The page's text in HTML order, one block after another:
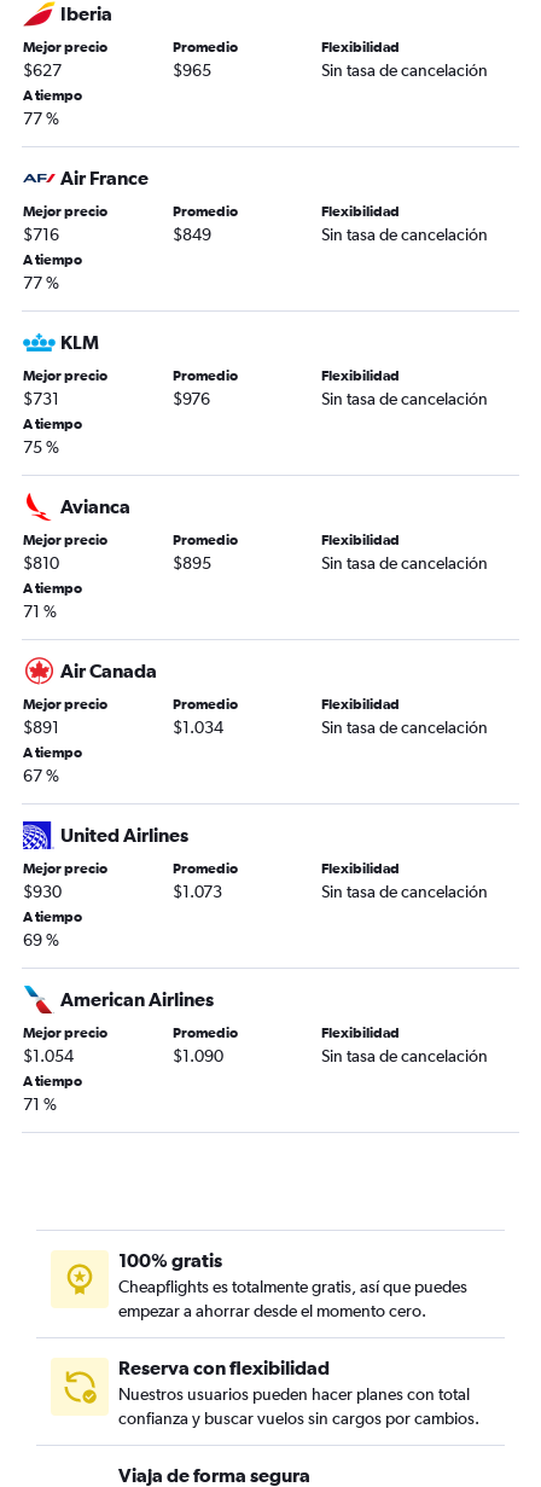
Iberia
Mejor precio
$627
Promedio
$965
Flexibilidad
Sin tasa de cancelación
A tiempo
77 %
Air France
Mejor precio
$716
Promedio
$849
Flexibilidad
Sin tasa de cancelación
A tiempo
77 %
KLM
Mejor precio
$731
Promedio
$976
Flexibilidad
Sin tasa de cancelación
A tiempo
75 %
Avianca
Mejor precio
$810
Promedio
$895
Flexibilidad
Sin tasa de cancelación
A tiempo
71 %
Air Canada
Mejor precio
$891
Promedio
$1.034
Flexibilidad
Sin tasa de cancelación
A tiempo
67 %
United Airlines
Mejor precio
$930
Promedio
$1.073
Flexibilidad
Sin tasa de cancelación
A tiempo
69 %
American Airlines
Mejor precio
$1.054
Promedio
$1.090
Flexibilidad
Sin tasa de cancelación
A tiempo
71 %
100% gratis
Cheapflights es totalmente gratis, así que puedes
empezar a ahorrar desde el momento cero.
Reserva con flexibilidad
Nuestros usuarios pueden hacer planes con total
confianza y buscar vuelos sin cargos por cambios.
Viaja de forma segura